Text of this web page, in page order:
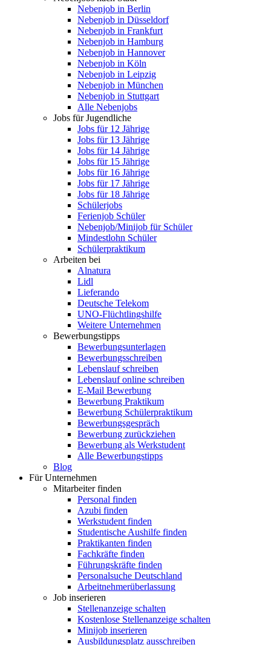
Nebenjob in Berlin
Nebenjob in Düsseldorf
Nebenjob in Frankfurt
Nebenjob in Hamburg
Nebenjob in Hannover
Nebenjob in Köln
Nebenjob in Leipzig
Nebenjob in München
Nebenjob in Stuttgart
Alle Nebenjobs
Jobs für Jugendliche
Jobs für 12 Jährige
Jobs für 13 Jährige
Jobs für 14 Jährige
Jobs für 15 Jährige
Jobs für 16 Jährige
Jobs für 17 Jährige
Jobs für 18 Jährige
Schülerjobs
Ferienjob Schüler
Nebenjob/Minijob für Schüler
Mindestlohn Schüler
Schülerpraktikum
Arbeiten bei
Alnatura
Lidl
Lieferando
Deutsche Telekom
UNO-Flüchtlingshilfe
Weitere Unternehmen
Bewerbungstipps
Bewerbungsunterlagen
Bewerbungsschreiben
Lebenslauf schreiben
Lebenslauf online schreiben
E-Mail Bewerbung
Bewerbung Praktikum
Bewerbung Schülerpraktikum
Bewerbungsgespräch
Bewerbung zurückziehen
Bewerbung als Werkstudent
Alle Bewerbungstipps
Blog
Für Unternehmen
Mitarbeiter finden
Personal finden
Azubi finden
Werkstudent finden
Studentische Aushilfe finden
Praktikanten finden
Fachkräfte finden
Führungskräfte finden
Personalsuche Deutschland
Arbeitnehmerüberlassung
Job inserieren
Stellenanzeige schalten
Kostenlose Stellenanzeige schalten
Minijob inserieren
Ausbildungsplatz ausschreiben